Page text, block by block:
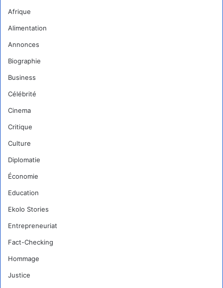
Afrique
Alimentation
Annonces
Biographie
Business
Célébrité
Cinema
Critique
Culture
Diplomatie
Économie
Education
Ekolo Stories
Entrepreneuriat
Fact-Checking
Hommage
Justice